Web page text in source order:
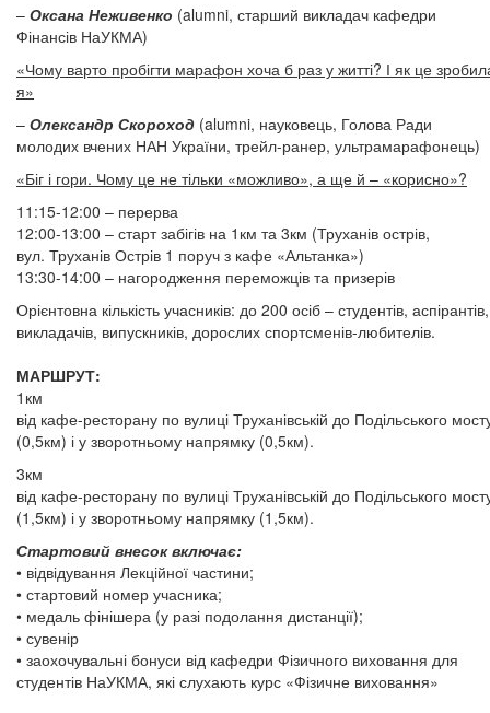
– Оксана Неживенко (alumni, старший викладач кафедри
Фінансів НаУКМА)
«Чому варто пробігти марафон хоча б раз у житті? І як це
я»
– Олександр Скороход (alumni, науковець, Голова Ради
молодих вчених НАН України, трейл-ранер, ультрамарафонець)
«Біг і гори. Чому це не тільки «можливо», а ще й – «корисно»?
11:15-12:00 – перерва
12:00-13:00 – старт забігів на 1км та 3км (Труханів острів,
вул. Труханів Острів 1 поруч з кафе «Альтанка»)
13:30-14:00 – нагородження переможців та призерів
Орієнтовна кількість учасників: до 200 осіб – студентів, аспірантів,
викладачів, випускників, дорослих спортсменів-любителів.
МАРШРУТ:
1км
від кафе-ресторану по вулиці Труханівській до Подільського
(0,5км) і у зворотньому напрямку (0,5км).
3км
від кафе-ресторану по вулиці Труханівській до Подільського
(1,5км) і у зворотньому напрямку (1,5км).
Стартовий внесок включає:
• відвідування Лекційної частини;
• стартовий номер учасника;
• медаль фінішера (у разі подолання дистанції);
• сувенір
• заохочувальні бонуси від кафедри Фізичного виховання для
студентів НаУКМА, які слухають курс «Фізичне виховання»